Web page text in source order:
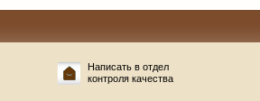
Написать в отдел
контроля качества